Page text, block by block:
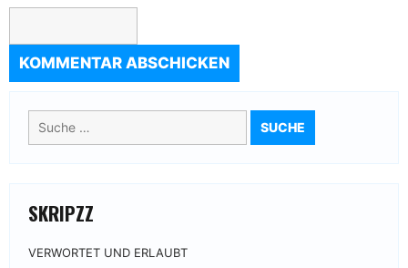
Suche
nach:
SKRIPZZ
VERWORTET UND ERLAUBT